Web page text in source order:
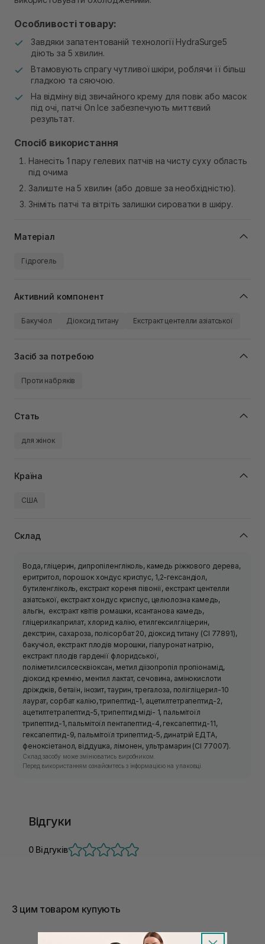
Особливості товару:
Завдяки запатентованій технології HydraSurge5
діють за 5 хвилин.
Втамовують спрагу чутливої шкіри, роблячи її більш
гладкою та сяючою.
На відміну від звичайного крему для повік або масок
під очі, патчі On Ice забезпечують миттєвий
результат.
Спосіб використання
Нанесіть 1 пару гелевих патчів на чисту суху область
під очима
Залиште на 5 хвилин (або довше за необхідністю).
Зніміть патчі та вітріть залишки сироватки в шкіру.
Матеріал
Гідрогель
Активний компонент
Бакучіол Діоксид титану Екстракт центелли азіатської
Засіб за потребою
Проти набряків
Стать
для жінок
Країна
США
Склад
Вода, гліцерин, дипропіленгліколь, камедь ріжкового дерева,
еритритол, порошок хондус криспус, 1,2-гександіол,
бутиленгліколь, екстракт кореня півонії, екстракт центелли
азіатської, екстракт хондус криспус, целюлозна камедь,
альгін, екстракт квітів ромашки, ксантанова камедь,
гліцерилкаприлат, хлорид калію, етилгексилгліцерин,
декстрин, сахароза, полісорбат 20, діоксид титану (CI 77891),
бакучіол, екстракт плодів морошки, гіалуронат натрію,
екстракт плодів гарденії флоридської,
поліметилсилсесквіоксан, метил діізопропіл пропіонамід,
діоксид кремнію, ментил лактат, сечовина, амінокислоти
дріжджів, бетаїн, інозит, таурин, трегалоза, полігліцерил-10
лаурат, сорбат калію, трипептид-1, ацетилтетрапептид-2,
ацетилтетрапептид-5, трипептид міді- 1, пальмітоїл
трипептид-1, пальмітоїл пентапептид-4, гексапептид-11,
гексапептид-9, пальмітоїл трипептид-5, динатрій ЕДТА,
феноксіетанол, віддушка, лімонен, ультрамарин (CI 77007).
Склад засобу може змінюватись виробником.
Перед використанням ознайомтесь з інформацією на упаковці.
Відгуки
0 Відгуків
З цим товаром купують